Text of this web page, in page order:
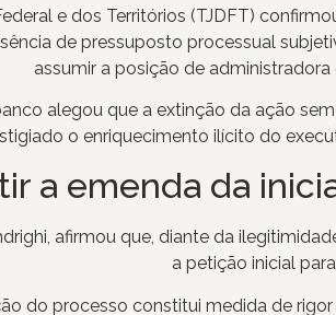
e dos Territórios (TJDFT)
de pressuposto processual
assumir a posição de
alegou que a extinção da ação
o enriquecimento ilícito do
a emenda da
afirmou que, diante da
a petição inicial
do processo constitui medida de